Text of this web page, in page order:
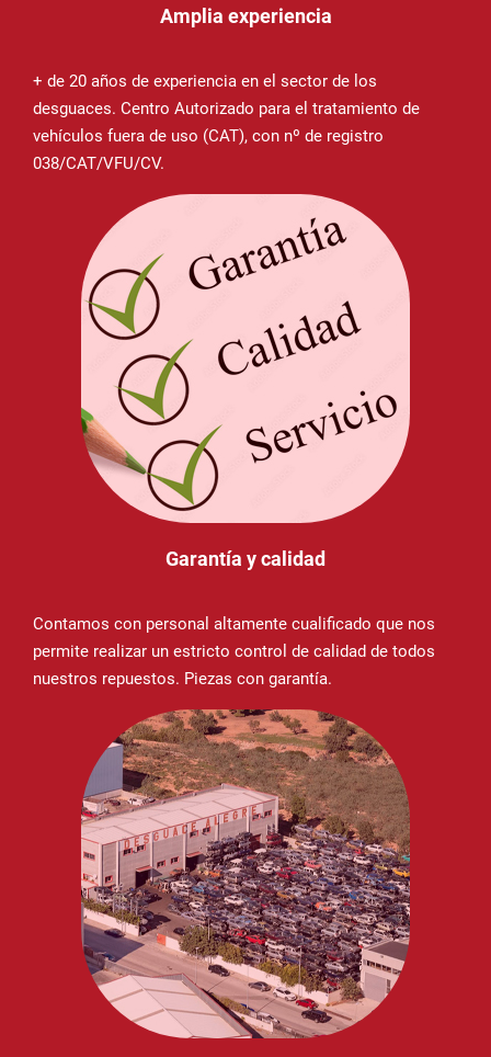
Amplia experiencia
+ de 20 años de experiencia en el sector de los
desguaces. Centro Autorizado para el tratamiento de
vehículos fuera de uso (CAT), con nº de registro
038/CAT/VFU/CV.
Garantía y calidad
Contamos con personal altamente cualificado que nos
permite realizar un estricto control de calidad de todos
nuestros repuestos. Piezas con garantía.